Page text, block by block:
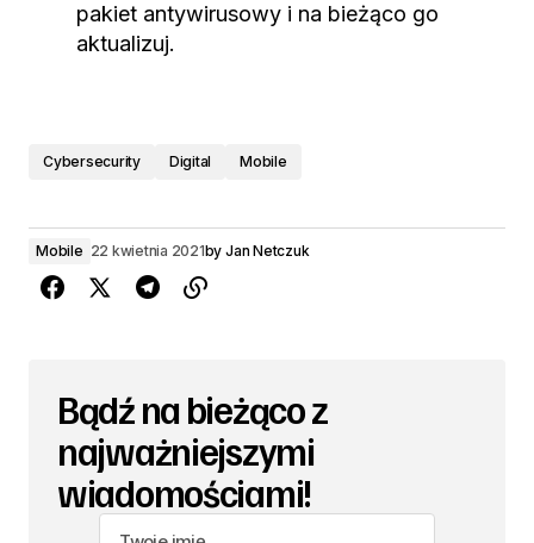
pakiet antywirusowy i na bieżąco go
aktualizuj.
Cybersecurity Digital Mobile
Mobile 22 kwietnia 2021by Jan Netczuk
Bądź na bieżąco z
najważniejszymi
wiadomościami!